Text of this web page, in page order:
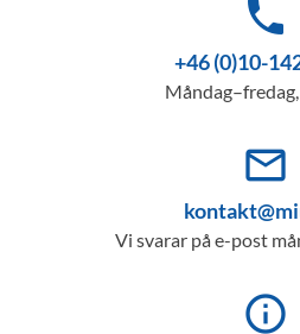
phone
+46 (0)10-
mail_outline
Vi svarar på e-post
info_outline